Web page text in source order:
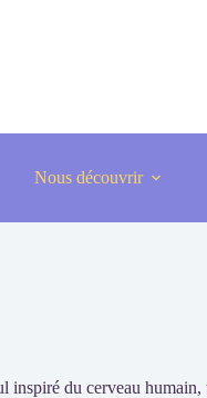
Nous découvrir
inspiré du cerveau